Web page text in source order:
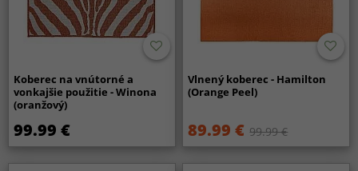
Koberec na vnútorné a
vonkajšie použitie - Winona
(oranžový)
99.99 €
Vlnený koberec - Hamilton
(Orange Peel)
89.99 € 99.99 €